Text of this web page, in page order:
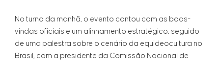
No turno da manhã, o evento contou com as boas-
vindas oficiais e um alinhamento estratégico, seguido
de uma palestra sobre o cenário da equideocultura no
Brasil, com a presidente da Comissão Nacional de